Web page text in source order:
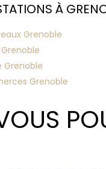
À
Grenoble
Grenoble
Grenoble